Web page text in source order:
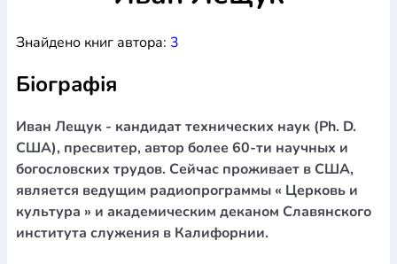
Шлюб і сім`я Юдаїзм
ПеріодикаАудіо Ручки кулькові
БлокнотиЩоденники / щотижневики
Навчальні мапи Шкіряні виробиМагніти Металеві
виробиМіні-лампи НаклейкиНастільні ігриПакети
подарункові ПлакатиПластмасові виробиХустки
Подарункові карткиРозвиваючі ігриРепринтиСвічки
Фотокартини Чохли на Библії
Головні убори
Календарі
Канцелярскі товари
Комп`ютерні ігри
Листівки
Сувенирна продукціяГодинники
Знайдено книг автора: 3
Біографія
Иван Лещук - кандидат технических наук (Рh. D.
США), пресвитер, автор более 60-ти научных и
богословских трудов. Сейчас проживает в США,
является ведущим радиопрограммы « Церковь и
культура » и академическим деканом Славянского
института служения в Калифорнии.